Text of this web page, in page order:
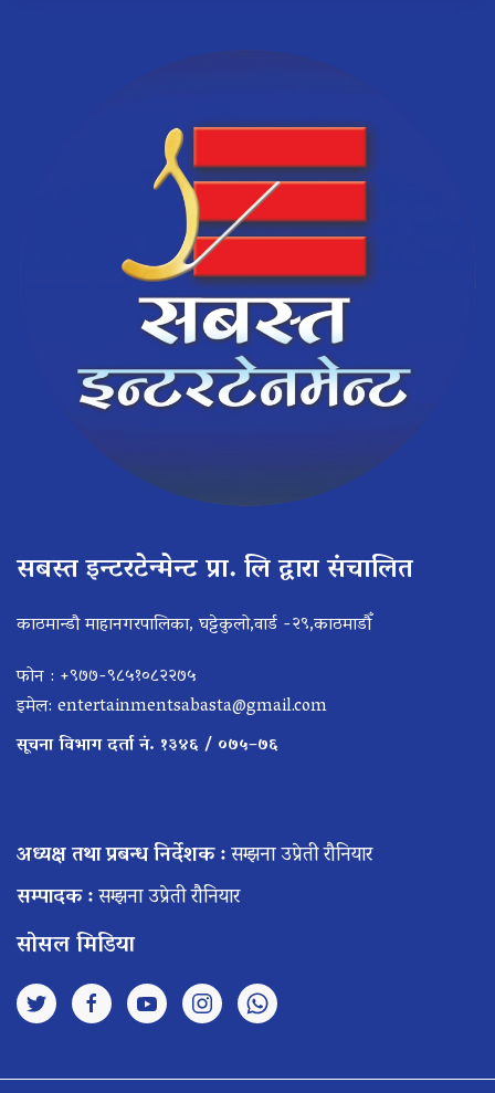
सबस्त इन्टरटेन्मेन्ट प्रा. लि द्वारा संचालित
काठमान्डौ माहानगरपालिका, घट्टेकुलो,वार्ड -२९,काठमाडौँ
फोन : +९७७-९८५१०८२२७५
इमेल: entertainmentsabasta@gmail.com
सूचना विभाग दर्ता नं. १३४६ / ०७५–७६
अध्यक्ष तथा प्रबन्ध निर्देशक :सम्झना उप्रेती रौनियार
सम्पादक :सम्झना उप्रेती रौनियार
सोसल मिडिया